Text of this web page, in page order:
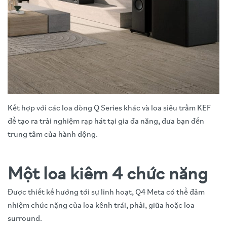
Kết hợp với các loa dòng Q Series khác và loa siêu trầm KEF
để tạo ra trải nghiệm rạp hát tại gia đa năng, đưa bạn đến
trung tâm của hành động.
Một loa kiêm 4 chức năng
Được thiết kế hướng tới sự linh hoạt, Q4 Meta có thể đảm
nhiệm chức nặng của loa kênh trái, phải, giữa hoặc loa
surround.